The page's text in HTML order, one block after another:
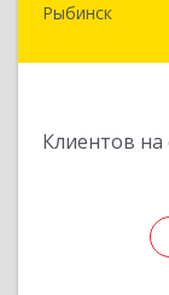
Рыбинск
Клиентов